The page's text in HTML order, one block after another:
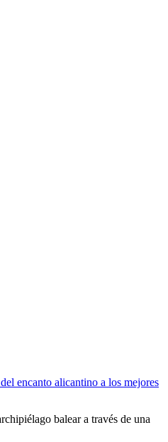
encanto alicantino a los mejores
balear a través de una